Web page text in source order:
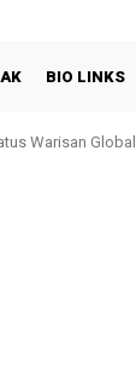
BIO LINKS
Warisan Global